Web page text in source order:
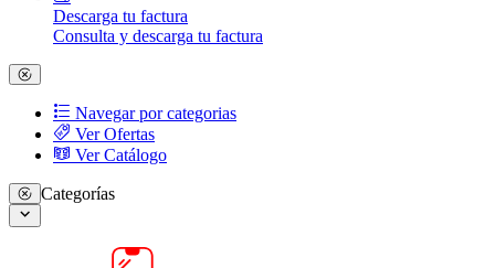
Descarga tu factura
Consulta y descarga tu factura
Navegar por categorias
Ver Ofertas
Ver Catálogo
Categorías